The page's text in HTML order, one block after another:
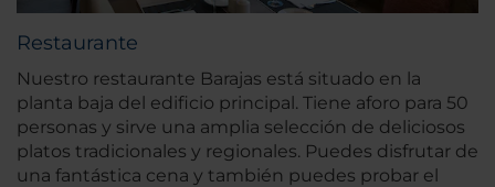
Restaurante
Nuestro restaurante Barajas está situado en la
planta baja del edificio principal. Tiene aforo para 50
personas y sirve una amplia selección de deliciosos
platos tradicionales y regionales. Puedes disfrutar de
una fantástica cena y también puedes probar el